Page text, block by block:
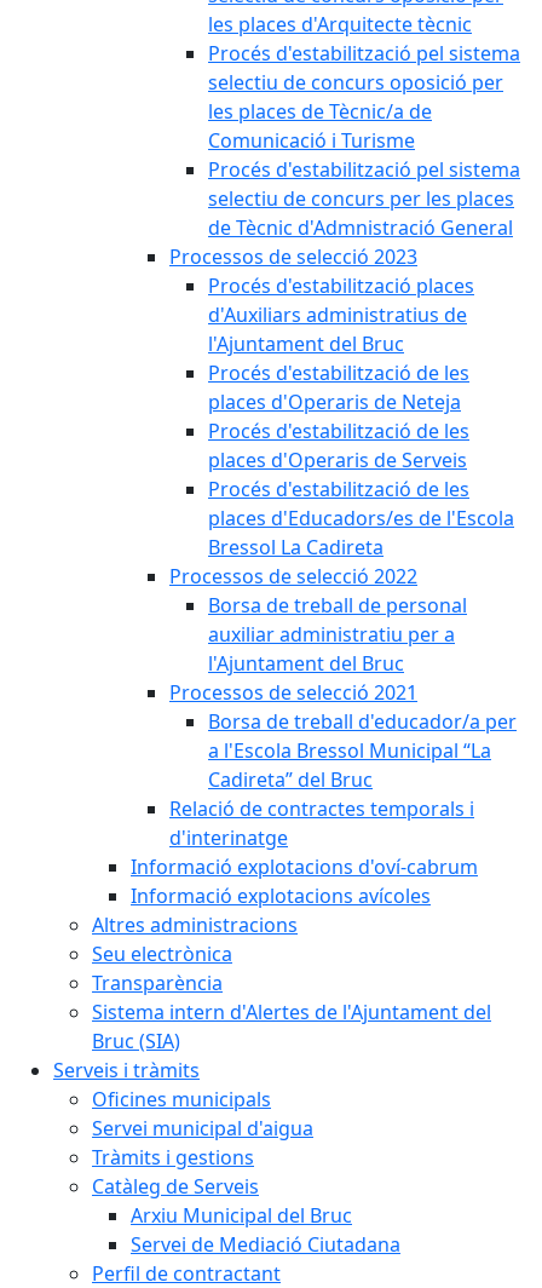
les places d'Arquitecte tècnic
Procés d'estabilització pel sistema
selectiu de concurs oposició per
les places de Tècnic/a de
Comunicació i Turisme
Procés d'estabilització pel sistema
selectiu de concurs per les places
de Tècnic d'Admnistració General
Processos de selecció 2023
Procés d'estabilització places
d'Auxiliars administratius de
l'Ajuntament del Bruc
Procés d'estabilització de les
places d'Operaris de Neteja
Procés d'estabilització de les
places d'Operaris de Serveis
Procés d'estabilització de les
places d'Educadors/es de l'Escola
Bressol La Cadireta
Processos de selecció 2022
Borsa de treball de personal
auxiliar administratiu per a
l'Ajuntament del Bruc
Processos de selecció 2021
Borsa de treball d'educador/a per
a l'Escola Bressol Municipal “La
Cadireta” del Bruc
Relació de contractes temporals i
d'interinatge
Informació explotacions d'oví-cabrum
Informació explotacions avícoles
Altres administracions
Seu electrònica
Transparència
Sistema intern d'Alertes de l'Ajuntament del
Bruc (SIA)
Serveis i tràmits
Oficines municipals
Servei municipal d'aigua
Tràmits i gestions
Catàleg de Serveis
Arxiu Municipal del Bruc
Servei de Mediació Ciutadana
Perfil de contractant